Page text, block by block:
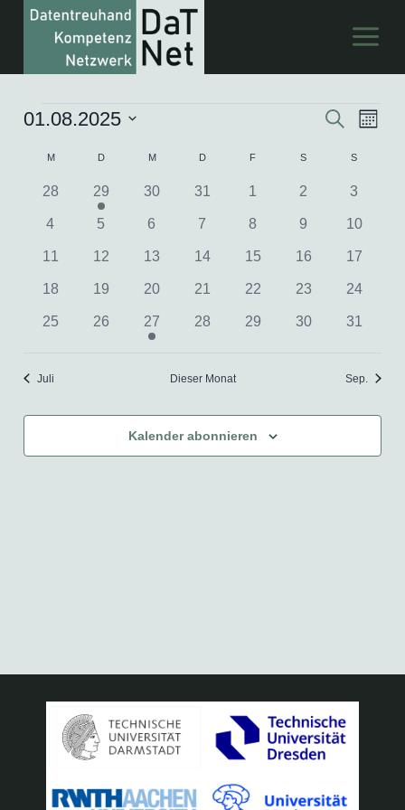
Veranstaltungen
Suche
und
Suche
Monat
01.08.2025
Kalender
von
MMONTAG DDIENSTAGMMITTWOCH
DDONNERSTAG
F S SAMSTAGS
0
Veranstaltungen
28
1
Veranstaltung
29
0
30
0
31
0
1
0
2
0
3
0
4
0
5
0
6
0
7
0
8
0
9
0
10
0
11
0
12
0
13
0
14
0
15
0
16
0
17
0
18
0
19
0
20
0
21
0
22
0
23
0
24
0
25
0
Veranstaltungen
26
1
Veranstaltung
27
0
28
0
29
0
30
0
31
Juli Dieser Monat Sep.
Kalender abonnieren